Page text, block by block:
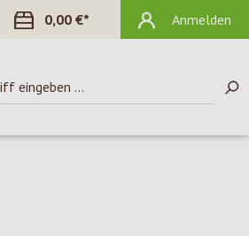
DU HAST 0 PRODUKTE AUF DEM
0,00 €* Anmelden